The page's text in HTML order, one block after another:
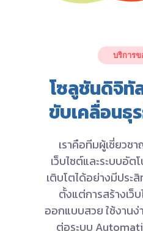
บริการข
โซลูชันดิจิทั
ขับเคลื่อน
เราคือทีมผู้เชี่ยว
เว็บไซต์และระบบอั
เติบโตได้อย่างมีประ
ตั้งแต่การสร้างเว็
ออกแบบสวย ใช้งานง่
ต่อระบบ